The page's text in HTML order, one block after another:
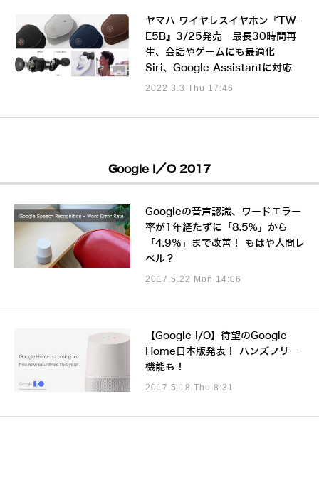
ヤマハ ワイヤレスイヤホン『TW-
E5B』3/25発売 最長30時間再
生、会話やゲームにも最適化
Siri、Google Assistantに対応
2022.3.3 Thu 17:46
Google I／O 2017
Googleの音声認識、ワードエラー
率が1年経たずに「8.5%」から
「4.9％」まで改善！ もはや人間レ
ベル？
2017.5.22 Mon 14:06
【Google I/O】待望のGoogle
Home日本版発表！ ハンズフリー
機能も！
2017.5.18 Thu 8:31